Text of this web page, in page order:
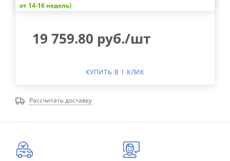
от 14-16 недель)
19 759.80 руб./шт
КУПИТЬ В 1 КЛИК
Рассчитать доставку